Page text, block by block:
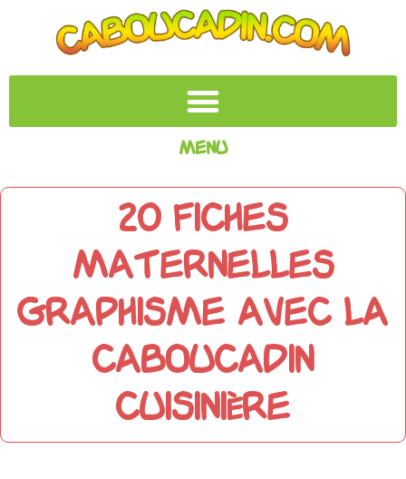
Menu
20 fiches
maternelles
graphisme avec la
caboucadin
cuisinière